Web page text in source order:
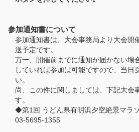
参加通知書について
参加通知書は、大会事務局より大会開
送予定です。
万一、開催前までに通知が届かない場
していれば参加は可能ですので、当日
い。
尚、この件に関しましては、下記大会
す。
◆第1回 うどん県有明浜夕空絶景マラ
03-5695-1355